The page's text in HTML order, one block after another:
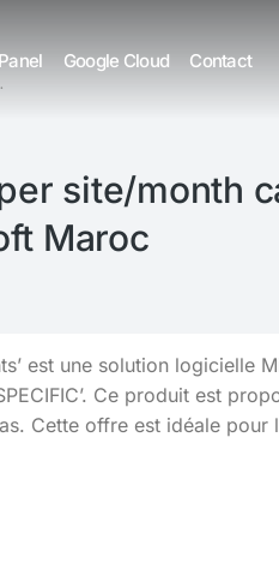
Google Cloud Contact
site/month
Maroc
est une solution logicielle
Ce produit est
Cette offre est idéale